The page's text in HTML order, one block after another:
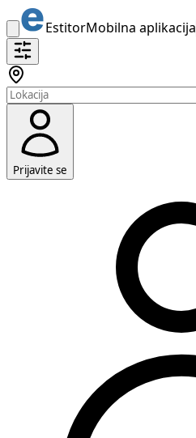
EstitorMobilna aplikacija
Prijavite se